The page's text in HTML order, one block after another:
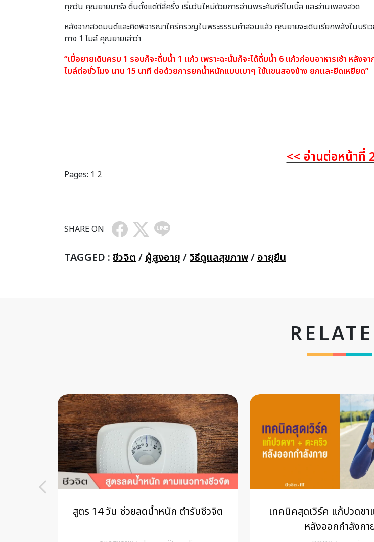
ทุกวัน คุณยายมาร์จ ตื่นตั้งแต่ตีสี่ครึ่ง เริ่มวันใหม่ด้วยการอ่านพระคัมภีร์ไบเบิ้ล และอ่านเพลงสวด
หลังจากสวดมนต์และคิดพิจารณาใคร่ครวญในพระธรรมคำสอนแล้ว คุณยายจะเดินเรียกพลังในบริ
ทาง 1 ไมล์ คุณยายเล่าว่า
“เมื่อยายเดินครบ 1 รอบก็จะดื่มน้ำ 1 แก้ว เพราะฉะนั้นก็จะได้ดื่มน้ำ 6 แก้วก่อนอาหารเช้า หลั
ไมล์ต่อชั่วโมง นาน 15 นาที ต่อด้วยการยกน้ำหนักแบบเบาๆ ใช้แขนสองข้าง ยกและยืดเหยียด”
<< อ่านต่อหน้าที่
Pages: 1 2
SHARE ON
TAGGED : ชีวจิต/ผู้สูงอายุ /วิธีดูแลสุขภาพ/อายุยืน
สูตร 14 วัน ช่วยลดน้ำหนัก ตำรับชีวจิต
เทคนิคสุดเวิร์ค แก้ปวดขา
หลังออกกำลังกา